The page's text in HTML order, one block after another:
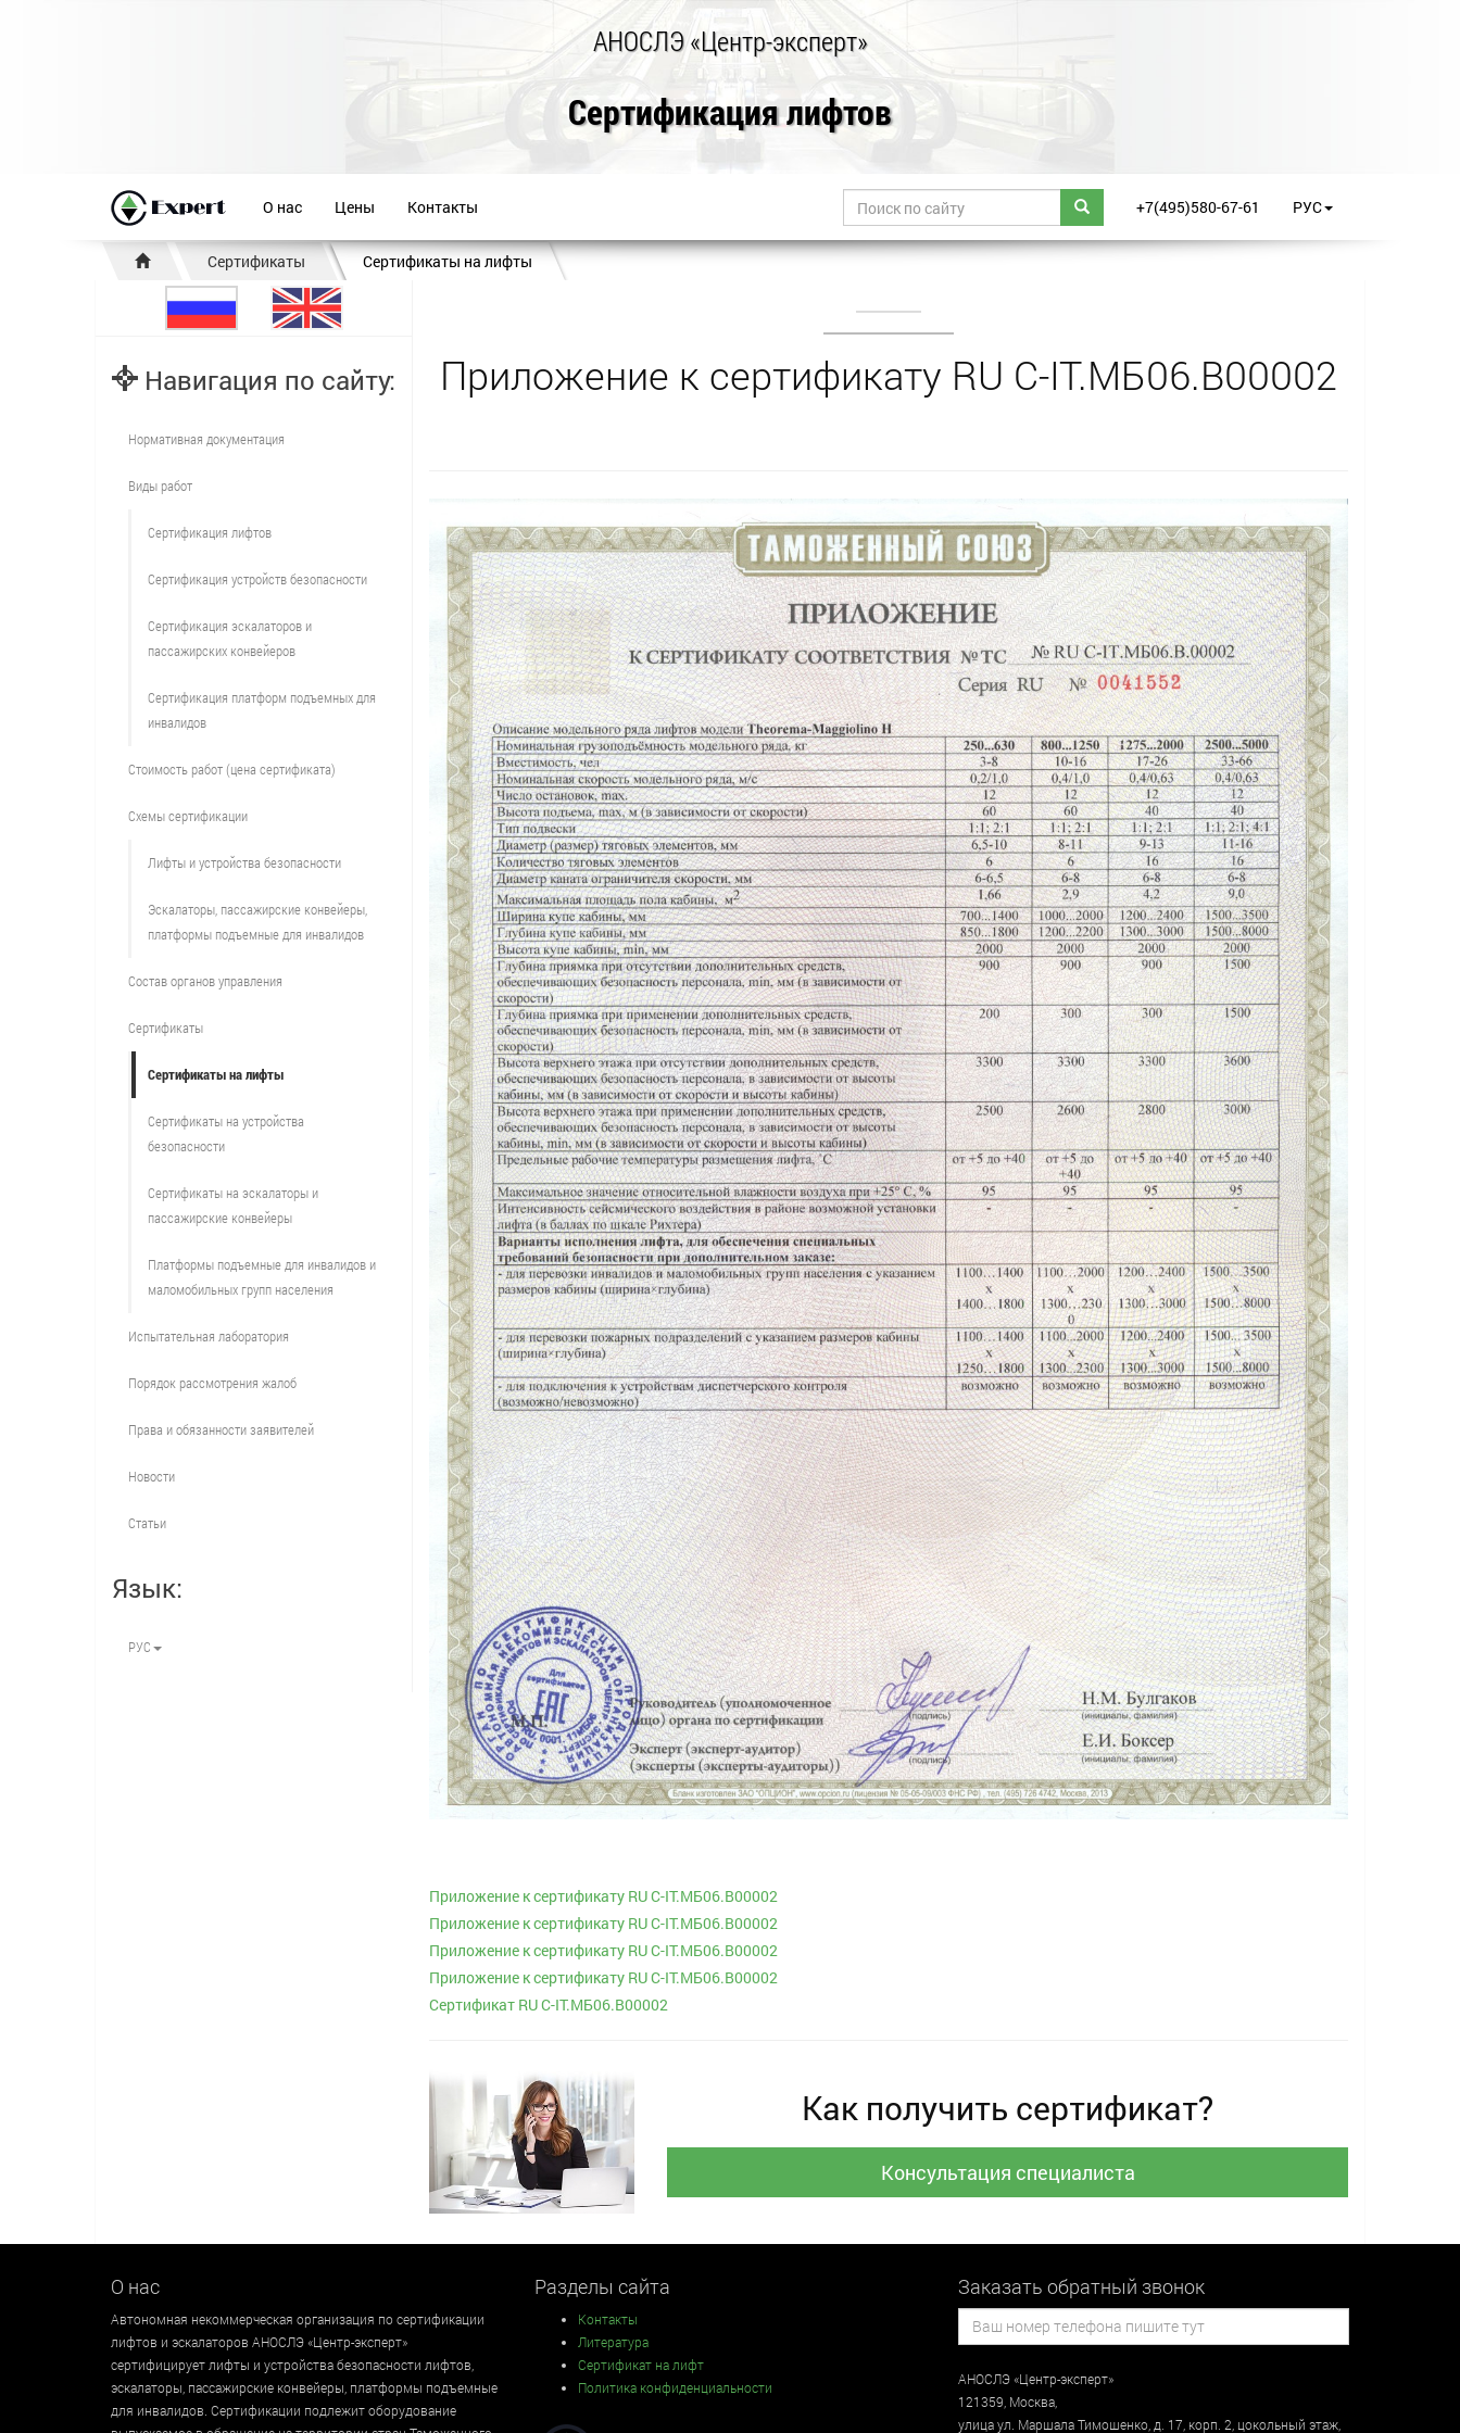
АНОСЛЭ «Центр-эксперт»
Сертификация лифтов
О нас Цены Контакты +7(495)580-67-61 РУС
Сертификаты Сертификаты на лифты
Приложение к сертификату RU C-IT.МБ06.В00002
Приложение к сертификату RU C-IT.МБ06.В00002
Приложение к сертификату RU C-IT.МБ06.В00002
Приложение к сертификату RU C-IT.МБ06.В00002
Приложение к сертификату RU C-IT.МБ06.В00002
Сертификат RU C-IT.МБ06.В00002
Как получить сертификат?
Консультация специалиста
Навигация по сайту:
Нормативная документация
Виды работ
Сертификация лифтов
Сертификация устройств безопасности
Сертификация эскалаторов и
пассажирских конвейеров
Сертификация платформ подъемных для
инвалидов
Стоимость работ (цена сертификата)
Схемы сертификации
Лифты и устройства безопасности
Эскалаторы, пассажирские конвейеры,
платформы подъемные для инвалидов
Состав органов управления
Сертификаты
Сертификаты на лифты
Сертификаты на устройства
безопасности
Сертификаты на эскалаторы и
пассажирские конвейеры
Платформы подъемные для инвалидов и
маломобильных групп населения
Испытательная лаборатория
Порядок рассмотрения жалоб
Права и обязанности заявителей
Новости
Статьи
Язык:
РУС
О нас
Автономная некоммерческая организация по сертификации
лифтов и эскалаторов АНОСЛЭ «Центр-эксперт»
сертифицирует лифты и устройства безопасности лифтов,
эскалаторы, пассажирские конвейеры, платформы подъемные
для инвалидов. Сертификации подлежит оборудование
Разделы сайта
Контакты
Литература
Сертификат на лифт
Политика конфиденциальности
Заказать обратный звонок
АНОСЛЭ «Центр-эксперт»
121359 Москва
улицаул. Маршала Тимошенко, д. 17, корп. 2, цокольный этаж